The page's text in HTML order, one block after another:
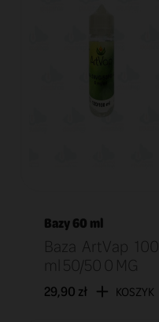
Bazy 60 ml
Baza ArtVap 100
ml 50/50 0 MG
29,90 zł KOSZYK